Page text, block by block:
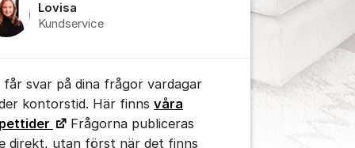
Lovisa
Kundservice
får svar på dina frågor vardagar
kontorstid. Här finns våra
Frågorna publiceras
direkt, utan först när det finns